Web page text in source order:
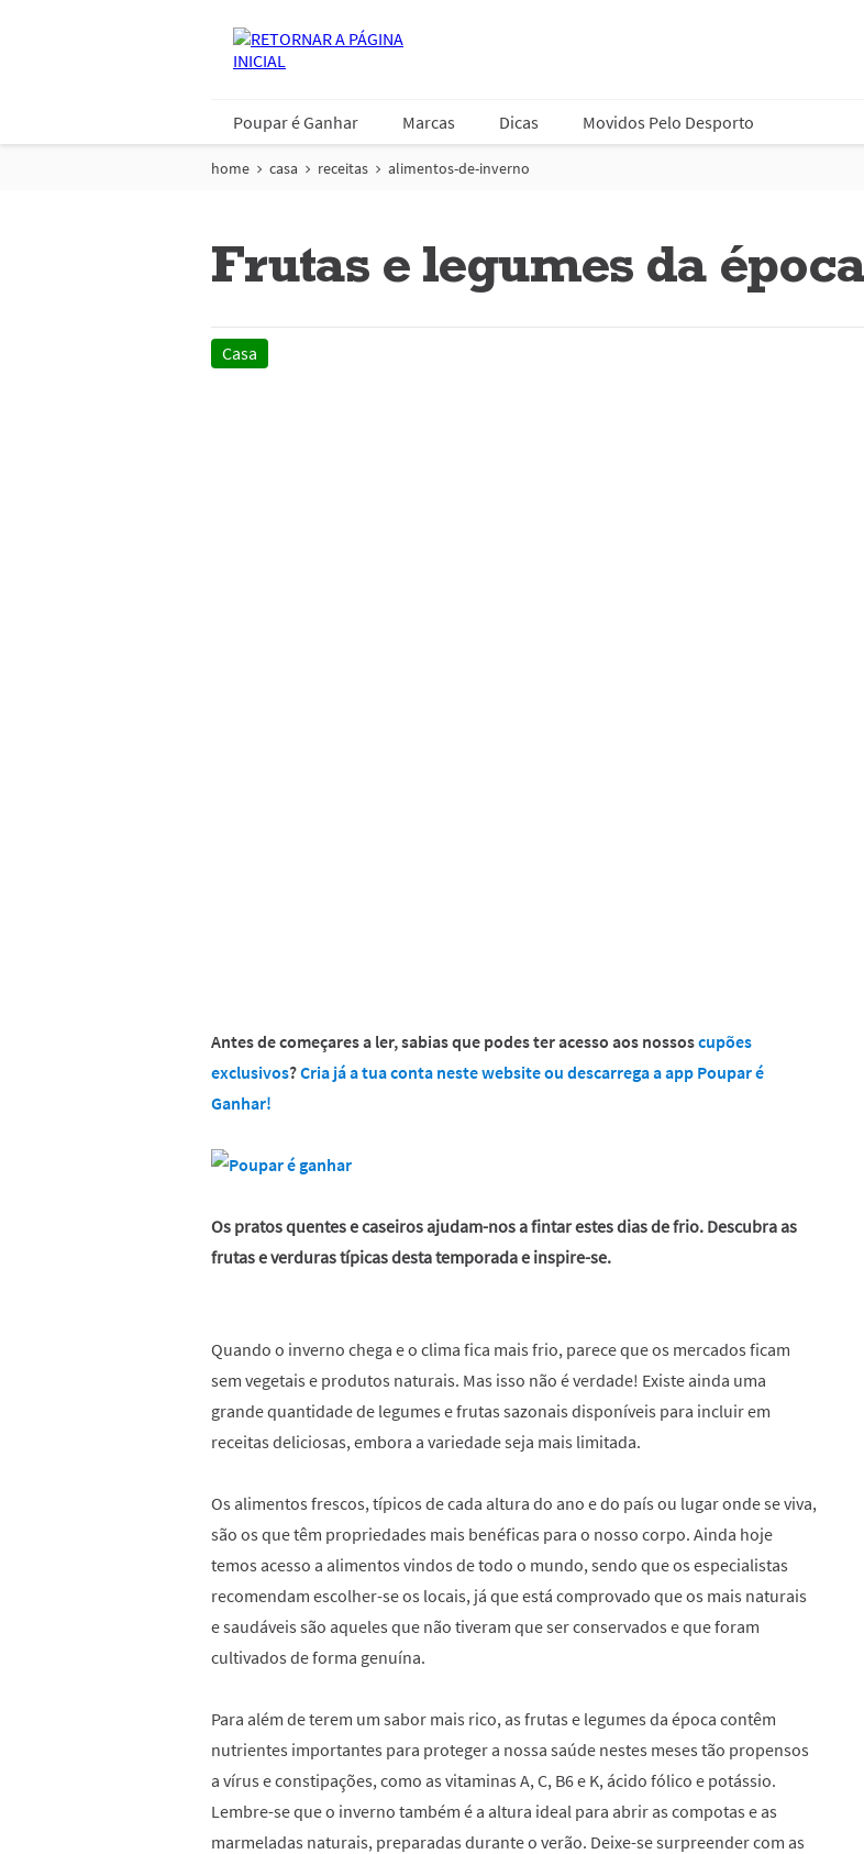
Poupar é Ganhar Marcas Dicas Movidos Pelo Desporto
home casa receitas alimentos-de-inverno
Frutas e legumes da
Casa
Antes de começares a ler, sabias que podes ter acesso aos nossoscupões
exclusivos?Cria já a tua conta neste website ou descarrega a app Poupar é
Ganhar!
Os pratos quentes e caseiros ajudam-nos a fintar estes dias de frio. Descubra as
frutas e verduras típicas desta temporada e inspire-se.
Quando o inverno chega e o clima fica mais frio, parece que os mercados ficam
sem vegetais e produtos naturais. Mas isso não é verdade! Existe ainda uma
grande quantidade de legumes e frutas sazonais disponíveis para incluir em
receitas deliciosas, embora a variedade seja mais limitada.
Os alimentos frescos, típicos de cada altura do ano e do país ou lugar onde se viva,
são os que têm propriedades mais benéficas para o nosso corpo. Ainda hoje
temos acesso a alimentos vindos de todo o mundo, sendo que os especialistas
recomendam escolher-se os locais, já que está comprovado que os mais naturais
e saudáveis são aqueles que não tiveram que ser conservados e que foram
cultivados de forma genuína.
Para além de terem um sabor mais rico, as frutas e legumes da época contêm
nutrientes importantes para proteger a nossa saúde nestes meses tão propensos
a vírus e constipações, como as vitaminas A, C, B6 e K, ácido fólico e potássio.
Lembre-se que o inverno também é a altura ideal para abrir as compotas e as
marmeladas naturais, preparadas durante o verão. Deixe-se surpreender com as